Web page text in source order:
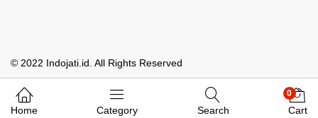
Whatsapp Kami
© 2022 Indojati.id. All Rights Reserved
Home Category Search
0
Cart